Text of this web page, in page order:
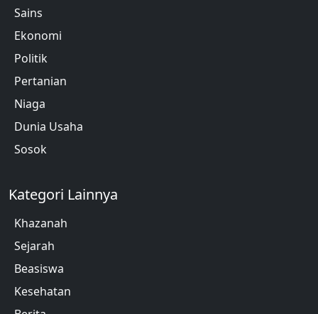
Sains
Ekonomi
Politik
Pertanian
Niaga
Dunia Usaha
Sosok
Kategori Lainnya
Khazanah
Sejarah
Beasiswa
Kesehatan